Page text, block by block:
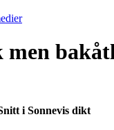
men
i Sonnevis dikt